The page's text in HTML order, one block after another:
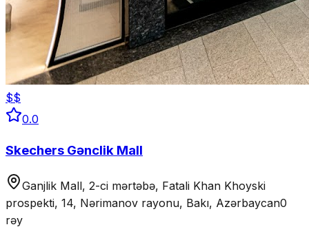
$$
0.0
Skechers Gənclik Mall
Ganjlik Mall, 2-ci mərtəbə, Fatali Khan Khoyski
prospekti, 14, Nərimanov rayonu, Bakı, Azərbaycan0
rəy